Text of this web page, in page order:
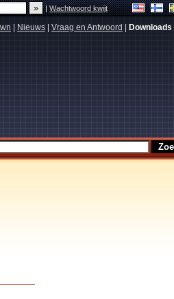
|Wachtwoord kwijt
Nieuws Vraag en Antwoord Downloads